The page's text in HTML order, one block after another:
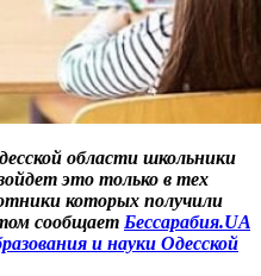
области школьники
это только в тех
которых получили
сообщает Бессарабия.UA
и науки Одесской